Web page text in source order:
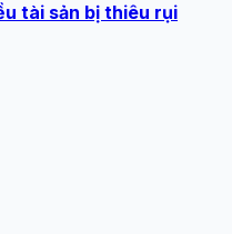
tài sản bị thiêu rụi